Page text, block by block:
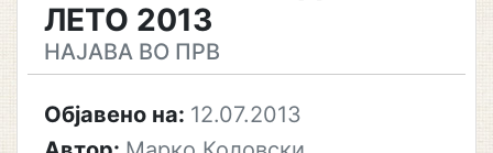
ЛЕТО 2013
НАЈАВА ВО ПРВ
Објавено на: 12.07.2013